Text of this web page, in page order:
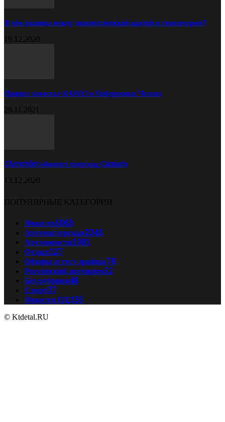
В чём разница между диагностической картой и техосмотром?
19.12.2020
Прицеп самосвал КАМАЗ в Набережных Челнах
29.11.2021
Chevrolet обновил спорткар Camaro
13.12.2020
ПОПУЛЯРНЫЕ КАТЕГОРИИ
Новости5068
Автомастерская2343
Автоновости1081
Отдых127
Обзоры и тест драйвы78
Российский автопром52
Без рубрики48
Спорт37
Новости ПДД35
© Ktdetal.RU